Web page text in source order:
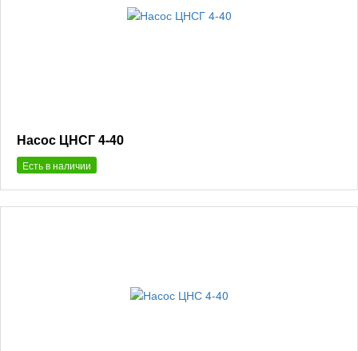
Насос ЦНСГ 4-40
Есть в наличии